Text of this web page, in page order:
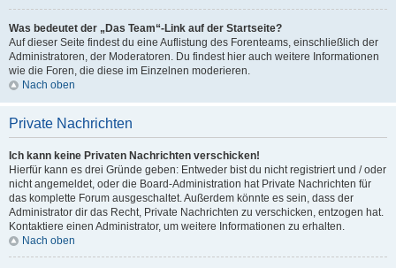
Was bedeutet der „Das Team“-Link auf der Startseite?
Auf dieser Seite findest du eine Auflistung des Forenteams, einschließlich der
Administratoren, der Moderatoren. Du findest hier auch weitere Informationen
wie die Foren, die diese im Einzelnen moderieren.
Nach oben
Private Nachrichten
Ich kann keine Privaten Nachrichten verschicken!
Hierfür kann es drei Gründe geben: Entweder bist du nicht registriert und / oder
nicht angemeldet, oder die Board-Administration hat Private Nachrichten für
das komplette Forum ausgeschaltet. Außerdem könnte es sein, dass der
Administrator dir das Recht, Private Nachrichten zu verschicken, entzogen hat.
Kontaktiere einen Administrator, um weitere Informationen zu erhalten.
Nach oben